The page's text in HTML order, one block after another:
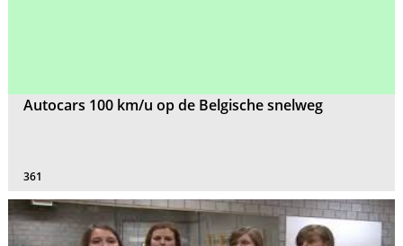
Autocars 100 km/u op de Belgische snelweg
361